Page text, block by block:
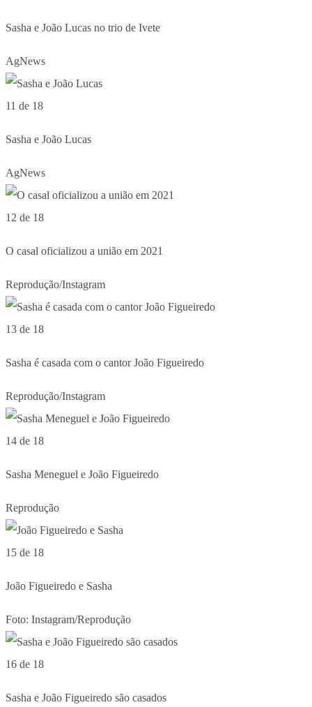
Sasha e João Lucas no trio de Ivete
AgNews
11 de 18
Sasha e João Lucas
AgNews
12 de 18
O casal oficializou a união em 2021
Reprodução/Instagram
13 de 18
Sasha é casada com o cantor João Figueiredo
Reprodução/Instagram
14 de 18
Sasha Meneguel e João Figueiredo
Reprodução
15 de 18
João Figueiredo e Sasha
Foto: Instagram/Reprodução
16 de 18
Sasha e João Figueiredo são casados